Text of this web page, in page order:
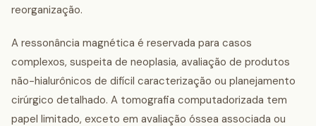
reorganização.
A ressonância magnética é reservada para casos
complexos, suspeita de neoplasia, avaliação de produtos
não-hialurônicos de difícil caracterização ou planejamento
cirúrgico detalhado. A tomografia computadorizada tem
papel limitado, exceto em avaliação óssea associada ou